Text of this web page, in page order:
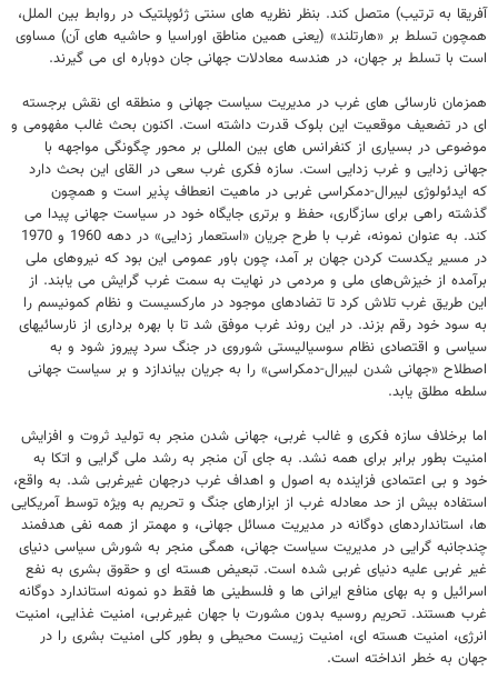
آفریقا به ترتیب) متصل کند. بنظر نظریه های سنتی ژئوپلتیک در روابط بین الملل،
همچون تسلط بر «هارتلند» (یعنی همین مناطق اوراسیا و حاشیه های آن) مساوی
است با تسلط بر جهان، در هندسه معادلات جهانی جان دوباره ای می گیرند.
همزمان نارسائی های غرب در مدیریت سیاست جهانی و منطقه ای نقش برجسته
ای در تضعیف موقعیت این بلوک قدرت داشته است. اکنون بحث غالب مفهومی و
موضوعی در بسیاری از کنفرانس های بین المللی بر محور چگونگی مواجهه با
جهانی زدایی و غرب زدایی است. سازه فکری غرب سعی در القای این بحث دارد
که ایدئولوژی لیبرال-دمکراسی غربی در ماهیت انعطاف پذیر است و همچون
گذشته راهی برای سازگاری، حفظ و برتری جایگاه خود در سیاست جهانی پیدا می
کند. به عنوان نمونه، غرب با طرح جریان «استعمار زدایی» در دهه 1960 و 1970
در مسیر یکدست کردن جهان بر آمد، چون باور عمومی این بود که نیروهای ملی
برآمده از خیزش‌های ملی و مردمی‌ در نهایت به سمت غرب گرایش می یابند. از
این طریق غرب تلاش کرد تا تضادهای موجود در مارکسیست و نظام کمونیسم را
به سود خود رقم بزند. در این روند غرب موفق شد تا با بهره برداری از نارسائیهای
سیاسی و اقتصادی نظام سوسیالیستی شوروی در جنگ سرد پیروز شود و به
اصطلاح «جهانی شدن لیبرال-دمکراسی» را به جریان بیاندازد و بر سیاست جهانی
سلطه مطلق یابد.
اما برخلاف سازه فکری و غالب غربی، جهانی شدن منجر به تولید ثروت و افزایش
امنیت بطور برابر برای همه نشد. به جای آن منجر به رشد ملی گرایی و اتکا به
خود و بی اعتمادی فزاینده به اصول و اهداف غرب درجهان غیرغربی شد. به واقع،
استفاده بیش از حد معادله غرب از ابزارهای جنگ و تحریم به ویژه توسط آمریکایی
ها، استانداردهای دوگانه در مدیریت مسائل جهانی، و مهمتر از همه نفی هدفمند
چندجانبه گرایی در مدیریت سیاست جهانی، همگی منجر به شورش سیاسی دنیای
غیر غربی علیه دنیای غربی شده است. تبعیض هسته ای و حقوق بشری به نفع
اسرائیل و به بهای منافع ایرانی ها و فلسطینی ها فقط دو نمونه استاندارد دوگانه
غرب هستند. تحریم روسیه بدون مشورت با جهان غیرغربی، امنیت غذایی، امنیت
انرژی، امنیت هسته ای، امنیت زیست محیطی و بطور کلی امنیت بشری را در
جهان به خطر انداخته است.